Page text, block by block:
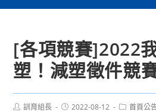
[各項競賽]2022
塑！減塑徵件競
Post訓育組長
Post2022-08-12
Post首頁公